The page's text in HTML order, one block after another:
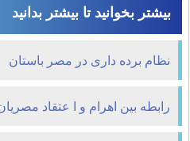
بیشتر بخوانید تا بیشتر بدانید
نظام برده داری در مصر باستان
رابطه بین اهرام و ا عتقاد